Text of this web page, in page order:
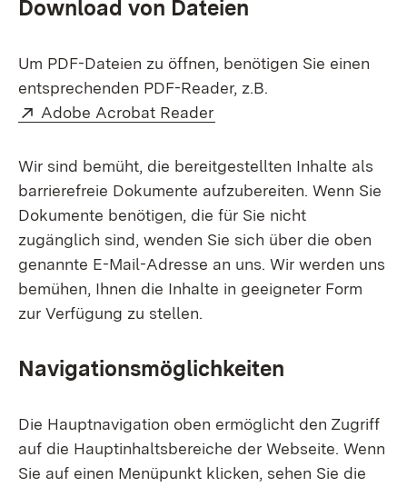
Download von Dateien
Um PDF-Dateien zu öffnen, benötigen Sie einen
entsprechenden PDF-Reader, z.B.
Extern:
Adobe Acrobat Reader
Wir sind bemüht, die bereitgestellten Inhalte als
barrierefreie Dokumente aufzubereiten. Wenn Sie
Dokumente benötigen, die für Sie nicht
zugänglich sind, wenden Sie sich über die oben
genannte E-Mail-Adresse an uns. Wir werden uns
bemühen, Ihnen die Inhalte in geeigneter Form
zur Verfügung zu stellen.
Navigationsmöglichkeiten
Die Hauptnavigation oben ermöglicht den Zugriff
auf die Hauptinhaltsbereiche der Webseite. Wenn
Sie auf einen Menüpunkt klicken, sehen Sie die